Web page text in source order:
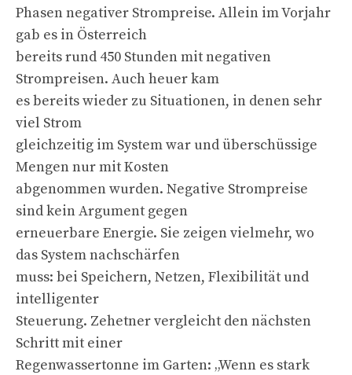
Phasen negativer Strompreise. Allein im Vorjahr
gab es in Österreich
bereits rund 450 Stunden mit negativen
Strompreisen. Auch heuer kam
es bereits wieder zu Situationen, in denen sehr
viel Strom
gleichzeitig im System war und überschüssige
Mengen nur mit Kosten
abgenommen wurden. Negative Strompreise
sind kein Argument gegen
erneuerbare Energie. Sie zeigen vielmehr, wo
das System nachschärfen
muss: bei Speichern, Netzen, Flexibilität und
intelligenter
Steuerung. Zehetner vergleicht den nächsten
Schritt mit einer
Regenwassertonne im Garten: „Wenn es stark